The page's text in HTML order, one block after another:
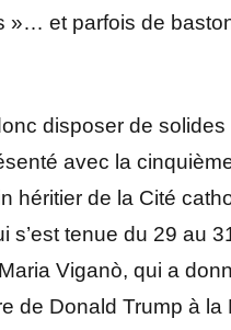
»… et parfois de
disposer de
avec la
héritier de la Cité
s’est tenue du 29 au
Viganò, qui a
de Donald Trump à